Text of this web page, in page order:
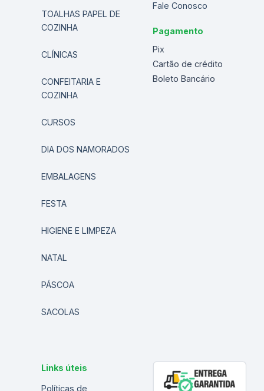
TOALHAS PAPEL DE
COZINHA
CLÍNICAS
CONFEITARIA E
COZINHA
CURSOS
DIA DOS NAMORADOS
EMBALAGENS
FESTA
HIGIENE E LIMPEZA
NATAL
PÁSCOA
SACOLAS
Fale Conosco
Pagamento
Pix
Cartão de crédito
Boleto Bancário
Links úteis
Políticas de